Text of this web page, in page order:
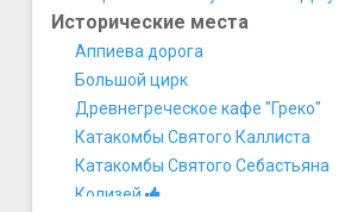
Исторические места
Аппиева дорога
Большой цирк
Древнегреческое кафе "Греко"
Катакомбы Святого Каллиста
Катакомбы Святого Себастьяна
Колизей